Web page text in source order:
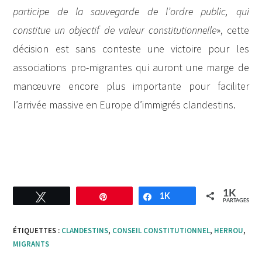
participe de la sauvegarde de l’ordre public, qui
constitue un objectif de valeur constitutionnelle», cette
décision est sans conteste une victoire pour les
associations pro-migrantes qui auront une marge de
manœuvre encore plus importante pour faciliter
l’arrivée massive en Europe d’immigrés clandestins.
Enregistrer Partagez
1K 1K
PARTAGES
ÉTIQUETTES : CLANDESTINS, CONSEIL CONSTITUTIONNEL, HERROU,
MIGRANTS